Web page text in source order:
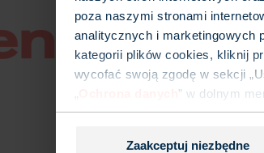
poza naszymi stronami
analitycznych i marketingowych
kategorii plików cookies, kliknij
wycofać swoją zgodę w sekcji
„
” w dolnym
Zaakceptuj niezbędne